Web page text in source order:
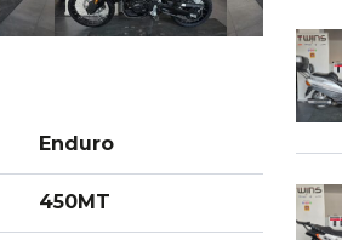
Enduro
450MT